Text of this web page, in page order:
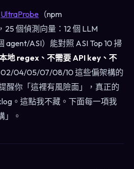
UltraProbe （npm
25 個偵測向量：12 個 LLM
agent/ASI）能對照 ASI Top 10 掃
地 regex、不需要 API key、不
02/04/05/07/08/10 這些偏架構的
醒你「這裡有風險面」，真正的
。這點我不藏。下面每一項我
」。